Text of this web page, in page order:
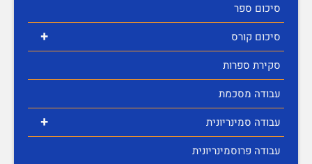
סיכום ספר
+
סיכום קורס
סקירת ספרות
עבודה מסכמת
+
עבודה סמינריונית
עבודה פרוסמינריונית